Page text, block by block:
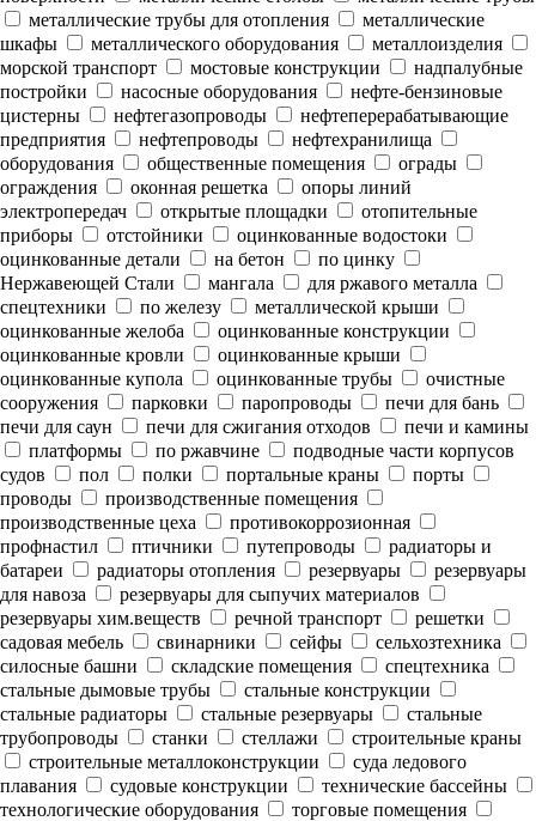
металлические трубы для отопления
металлические
шкафы
металлического оборудования
металлоизделия
морской транспорт
мостовые конструкции
надпалубные
постройки
насосные оборудования
нефте-бензиновые
цистерны
нефтегазопроводы
нефтеперерабатывающие
предприятия
нефтепроводы
нефтехранилища
оборудования
общественные помещения
ограды
ограждения
оконная решетка
опоры линий
электропередач
открытые площадки
отопительные
приборы
отстойники
оцинкованные водостоки
оцинкованные детали
на бетон
по цинку
Нержавеющей Стали
мангала
для ржавого металла
спецтехники
по железу
металлической крыши
оцинкованные желоба
оцинкованные конструкции
оцинкованные кровли
оцинкованные крыши
оцинкованные купола
оцинкованные трубы
очистные
сооружения
парковки паропроводы
печи для бань
печи для саун
печи для сжигания отходов
печи и камины
платформы
по ржавчине
подводные части корпусов
судов
пол полки портальные краны
порты
проводы
производственные помещения
производственные цеха
противокоррозионная
профнастил
птичники путепроводы
радиаторы и
батареи
радиаторы отопления резервуары
резервуары
для навоза
резервуары для сыпучих материалов
резервуары хим.веществ
речной транспорт
решетки
садовая мебель
свинарники сейфы
сельхозтехника
силосные башни
складские помещения
спецтехника
стальные дымовые трубы
стальные конструкции
стальные радиаторы
стальные резервуары
стальные
трубопроводы
станки стеллажи
строительные краны
строительные металлоконструкции
суда ледового
плавания
судовые конструкции
технические бассейны
технологические оборудования
торговые помещения